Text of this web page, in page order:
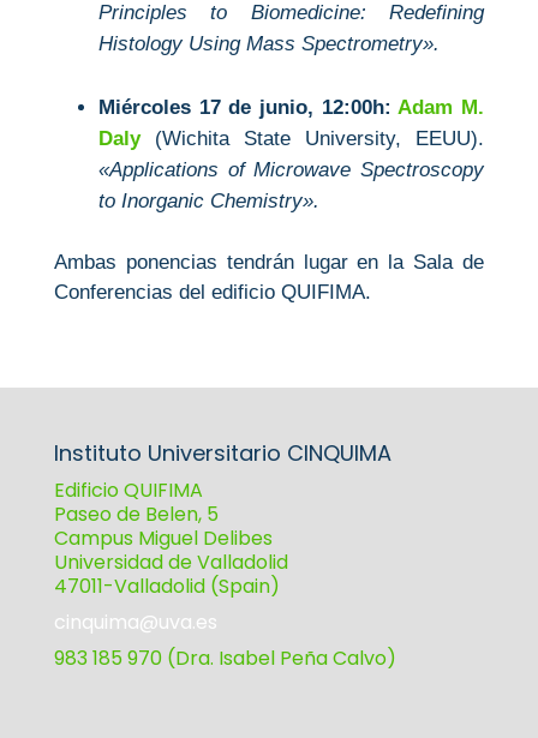
Principles to Biomedicine: Redefining
Histology Using Mass Spectrometry».
Miércoles 17 de junio, 12:00h:Adam M.
Daly (Wichita State University, EEUU).
«Applications of Microwave Spectroscopy
to Inorganic Chemistry».
Ambas ponencias tendrán lugar en la Sala de
Conferencias del edificio QUIFIMA.
Instituto Universitario CINQUIMA
Edificio QUIFIMA
Paseo de Belen, 5
Campus Miguel Delibes
Universidad de Valladolid
47011-Valladolid (Spain)
cinquima@uva.es
983 185 970 (Dra. Isabel Peña Calvo)